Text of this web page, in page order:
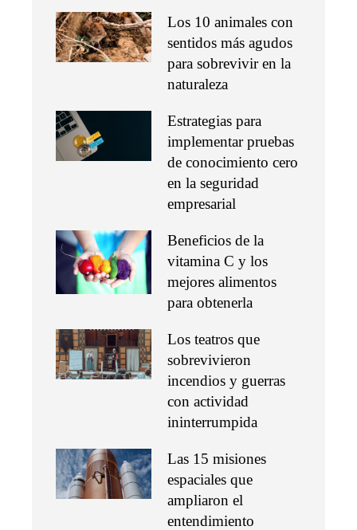
Los 10 animales con
sentidos más agudos
para sobrevivir en la
naturaleza
Estrategias para
implementar pruebas
de conocimiento cero
en la seguridad
empresarial
Beneficios de la
vitamina C y los
mejores alimentos
para obtenerla
Los teatros que
sobrevivieron
incendios y guerras
con actividad
ininterrumpida
Las 15 misiones
espaciales que
ampliaron el
entendimiento